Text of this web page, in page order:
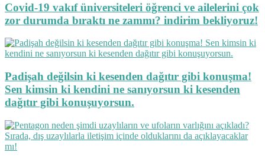
Covid-19 vakıf üniversiteleri öğrenci ve ailelerini çok
zor durumda bıraktı ne zammı? indirim bekliyoruz!
Padişah değilsin ki kesenden dağıtır gibi konuşma!
Sen kimsin ki kendini ne sanıyorsun ki kesenden
dağıtır gibi konuşuyorsun.